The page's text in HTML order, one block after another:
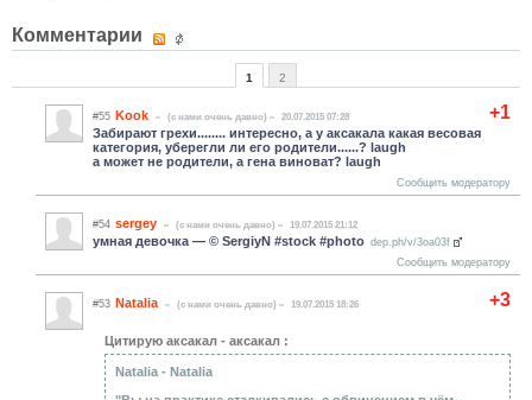
Комментарии
1 2
+1
#55 Kook (c нами очень давно) 20.07.2015 07:28
Забирают грехи........ интересно, а у аксакала какая весовая
категория, уберегли ли его родители......? laugh
а может не родители, а гена виноват? laugh
Сообщить модератору
#54 sergey (c нами очень давно) 19.07.2015 21:12
умная девочка — © SergiyN #stock #photo dep.ph/v/3oa03f
Сообщить модератору
+3
#53 Natalia (c нами очень давно) 19.07.2015 18:26
Цитирую аксакал - аксакал :
Natalia - Natalia